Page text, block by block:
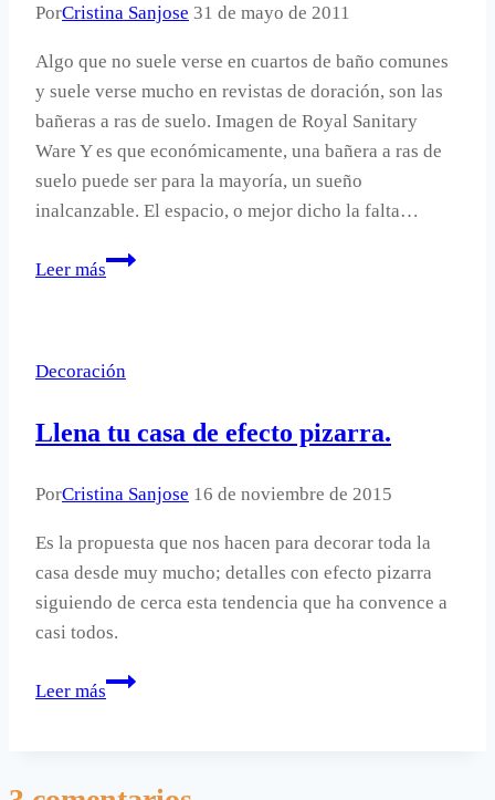
PorCristina Sanjose 31 de mayo de 2011
Algo que no suele verse en cuartos de baño comunes
y suele verse mucho en revistas de doración, son las
bañeras a ras de suelo. Imagen de Royal Sanitary
Ware Y es que económicamente, una bañera a ras de
suelo puede ser para la mayoría, un sueño
inalcanzable. El espacio, o mejor dicho la falta…
Leer más
Bañeras
Decoración
Llena tu casa de efecto pizarra.
PorCristina Sanjose 16 de noviembre de 2015
Es la propuesta que nos hacen para decorar toda la
casa desde muy mucho; detalles con efecto pizarra
siguiendo de cerca esta tendencia que ha convence a
casi todos.
Leer más
Llena